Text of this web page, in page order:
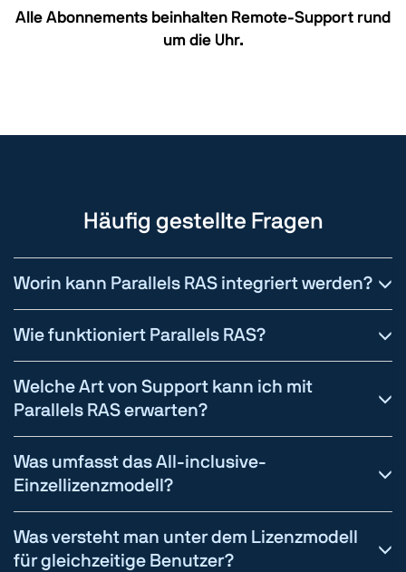
Alle Abonnements beinhalten Remote-Support rund
um die Uhr.
Häufig gestellte Fragen
Worin kann Parallels RAS integriert werden?
Wie funktioniert Parallels RAS?
Welche Art von Support kann ich mit
Parallels RAS erwarten?
Was umfasst das All-inclusive-
Einzellizenzmodell?
Was versteht man unter dem Lizenzmodell
für gleichzeitige Benutzer?